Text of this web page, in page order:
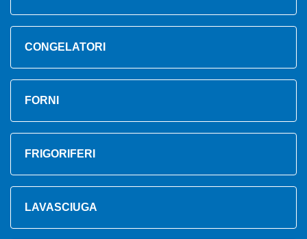
CONGELATORI
FORNI
FRIGORIFERI
LAVASCIUGA